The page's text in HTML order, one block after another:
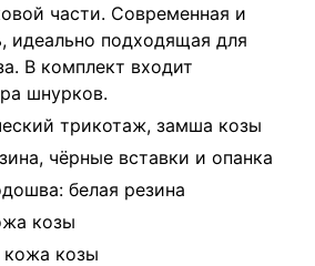
части. Современная и
идеально подходящая для
В комплект входит
шнурков.
трикотаж, замша козы
чёрные вставки и опанка
белая резина
козы
кожа козы